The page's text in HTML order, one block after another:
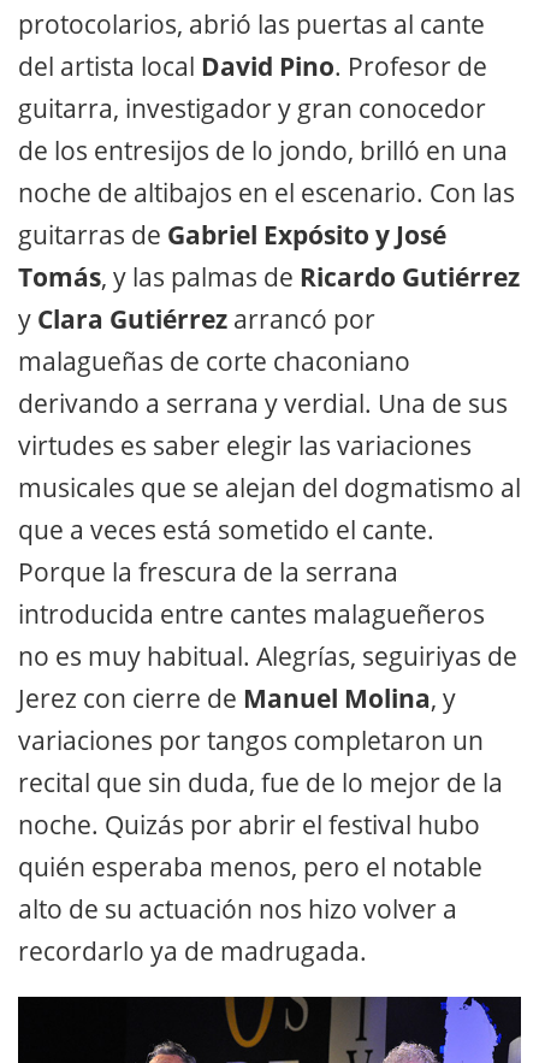
protocolarios, abrió las puertas al cante
del artista local David Pino. Profesor de
guitarra, investigador y gran conocedor
de los entresijos de lo jondo, brilló en una
noche de altibajos en el escenario. Con las
guitarras de Gabriel Expósito y José
Tomás, y las palmas de Ricardo Gutiérrez
y Clara Gutiérrez arrancó por
malagueñas de corte chaconiano
derivando a serrana y verdial. Una de sus
virtudes es saber elegir las variaciones
musicales que se alejan del dogmatismo al
que a veces está sometido el cante.
Porque la frescura de la serrana
introducida entre cantes malagueñeros
no es muy habitual. Alegrías, seguiriyas de
Jerez con cierre de Manuel Molina, y
variaciones por tangos completaron un
recital que sin duda, fue de lo mejor de la
noche. Quizás por abrir el festival hubo
quién esperaba menos, pero el notable
alto de su actuación nos hizo volver a
recordarlo ya de madrugada.